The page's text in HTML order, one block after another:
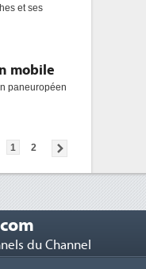
et ses
mobile
paneuropéen
1 2
du Channel